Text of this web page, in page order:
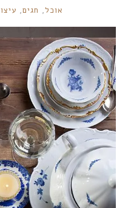
RONNIE
אוכל, חגים,